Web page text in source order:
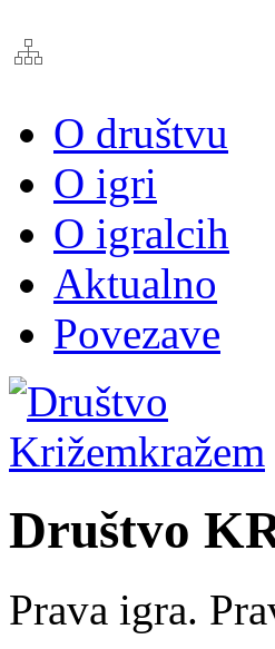
O društvu
O igri
O igralcih
Aktualno
Povezave
Društvo
Prava igra.